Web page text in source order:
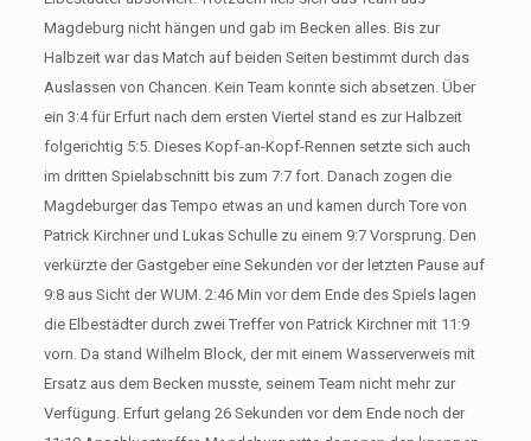
Magdeburg nicht hängen und gab im Becken alles. Bis zur
Halbzeit war das Match auf beiden Seiten bestimmt durch das
Auslassen von Chancen. Kein Team konnte sich absetzen. Über
ein 3:4 für Erfurt nach dem ersten Viertel stand es zur Halbzeit
folgerichtig 5:5. Dieses Kopf-an-Kopf-Rennen setzte sich auch
im dritten Spielabschnitt bis zum 7:7 fort. Danach zogen die
Magdeburger das Tempo etwas an und kamen durch Tore von
Patrick Kirchner und Lukas Schulle zu einem 9:7 Vorsprung. Den
verkürzte der Gastgeber eine Sekunden vor der letzten Pause auf
9:8 aus Sicht der WUM. 2:46 Min vor dem Ende des Spiels lagen
die Elbestädter durch zwei Treffer von Patrick Kirchner mit 11:9
vorn. Da stand Wilhelm Block, der mit einem Wasserverweis mit
Ersatz aus dem Becken musste, seinem Team nicht mehr zur
Verfügung. Erfurt gelang 26 Sekunden vor dem Ende noch der